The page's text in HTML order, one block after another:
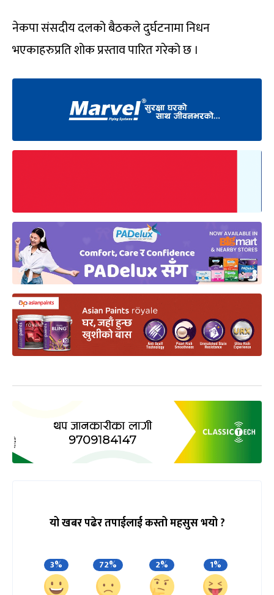
नेकपा संसदीय दलको बैठकले दुर्घटनामा निधन
भएकाहरुप्रति शोक प्रस्ताव पारित गरेको छ ।
यो खबर पढेर तपाईलाई कस्तो महसुस भयो ?
3% 72% 2% 1%